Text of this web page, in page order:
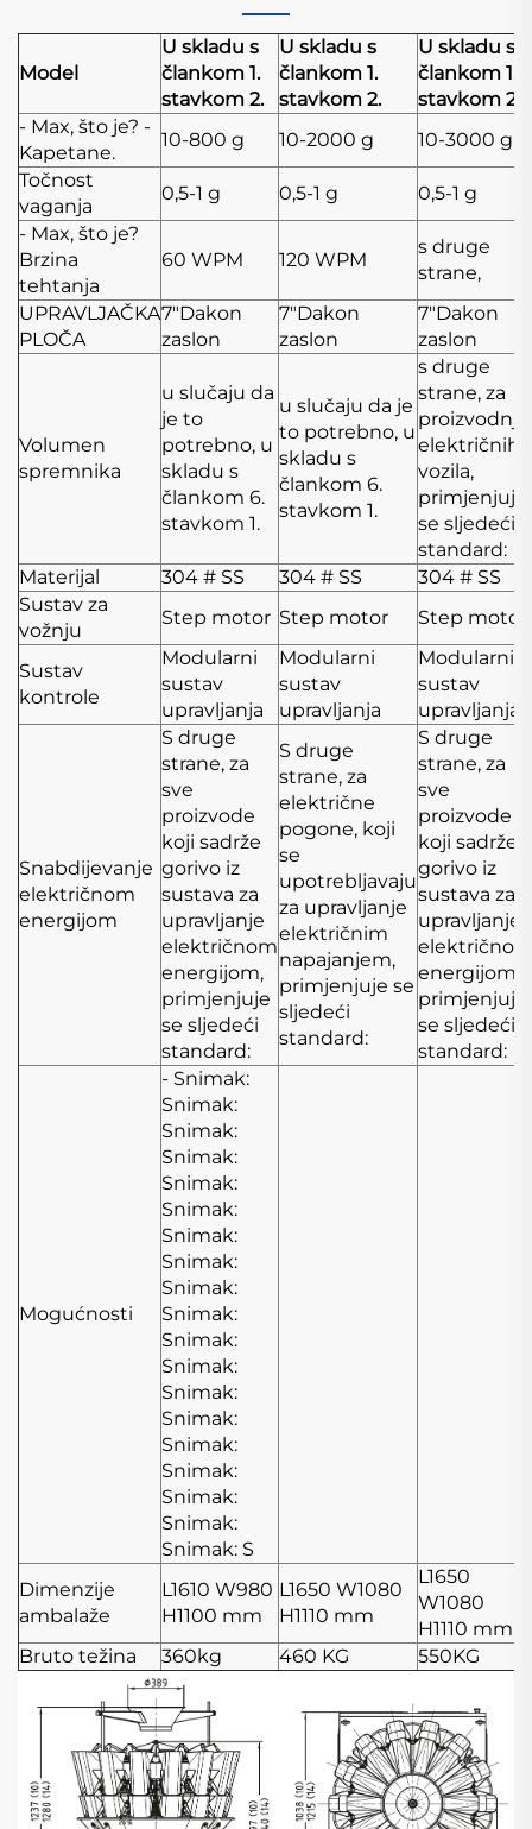
Model
U skladu s
člankom 1.
stavkom 2.
U skladu s
člankom 1.
stavkom 2.
U skladu s
člankom 1.
stavkom 2.
- Max, što je? -
Kapetane.
10-800 g 10-2000 g
10-3000 g
Točnost
vaganja
0,5-1 g 0,5-1 g
0,5-1 g
- Max, što je?
Brzina
tehtanja
60 WPM 120 WPM
s druge
strane,
UPRAVLJAČKA
PLOČA
7"Dakon
zaslon
7"Dakon
zaslon
7"Dakon
zaslon
Volumen
spremnika
u slučaju da
je to
potrebno, u
skladu s
člankom 6.
stavkom 1.
u slučaju da je
to potrebno, u
skladu s
člankom 6.
stavkom 1.
s druge
strane, za
proizvodnju
električnih
vozila,
primjenjuje
se sljedeći
standard:
Materijal
304 # SS 304 # SS
304 # SS
Sustav za
vožnju
Step motor Step motor Step motor
Sustav
kontrole
Modularni
sustav
upravljanja
Modularni
sustav
upravljanja
Modularni
sustav
upravljanja
Snabdijevanje
električnom
energijom
S druge
strane, za
sve
proizvode
koji sadrže
gorivo iz
sustava za
upravljanje
električnom
energijom,
primjenjuje
se sljedeći
standard:
S druge
strane, za
električne
pogone, koji
se
upotrebljavaju
za upravljanje
električnim
napajanjem,
primjenjuje se
sljedeći
standard:
S druge
strane, za
sve
proizvode
koji sadrže
gorivo iz
sustava za
upravljanje
energijom,
primjenjuje
se sljedeći
standard:
Mogućnosti
- Snimak:
Snimak:
Snimak:
Snimak:
Snimak:
Snimak:
Snimak:
Snimak:
Snimak:
Snimak:
Snimak:
Snimak:
Snimak:
Snimak:
Snimak:
Snimak:
Snimak:
Snimak:
Snimak: S
Dimenzije
ambalaže
L1610 W980
H1100 mm
L1650 W1080
H1110 mm
L1650
W1080
H1110 mm
Bruto težina
360kg 460 KG 550KG